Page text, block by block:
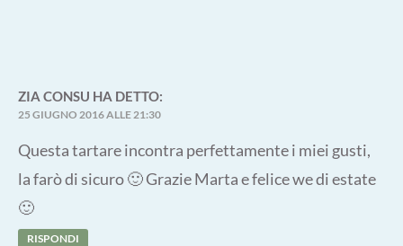
ZIA CONSU HA DETTO:
25 GIUGNO 2016 ALLE 21:30
Questa tartare incontra perfettamente i miei gusti,
la farò di sicuro 🙂 Grazie Marta e felice we di estate
🙂
RISPONDI